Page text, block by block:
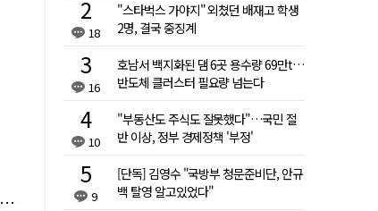
18
"스타벅스 가야지" 외쳤던 배재고 학생
2명, 결국 중징계
16
호남서 백지화된 댐 6곳 용수량 69만t…
반도체 클러스터 필요량 넘는다
10
"부동산도 주식도 잘못했다"…국민 절
반 이상, 정부 경제정책 '부정'
9
[단독] 김영수 "국방부 청문준비단, 안규
백 탈영 알고있었다"